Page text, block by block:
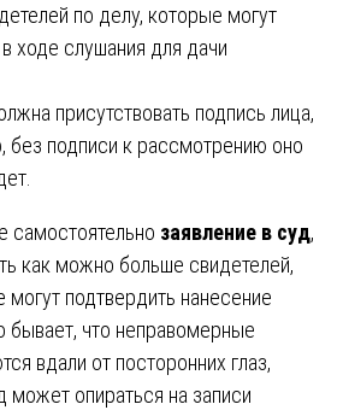
по делу, которые могут
ходе слушания для дачи
присутствовать подпись лица,
без подписи к рассмотрению оно
самостоятельно заявление в суд,
как можно больше свидетелей,
могут подтвердить нанесение
бывает, что неправомерные
вдали от посторонних глаз,
может опираться на записи